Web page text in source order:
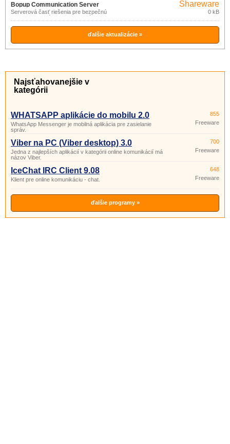
Bopup Communication Server
4.5.1
Serverová časť riešenia pre bezpečnú
online komunikáciu a transfer súborov vo
firemných sieťach.
Shareware
0 kB
ďalšie aktualizácie »
Najsťahovanejšie v
kategórii
WHATSAPP aplikácie do mobilu 2.0
WhatsApp Messenger je mobilná aplikácia pre zasielanie
správ.
855
Freeware
Viber na PC (Viber desktop) 3.0
Jedna z najlepších aplikácií v kategórii online komunikácií má
názov Viber.
700
Freeware
IceChat IRC Client 9.08
Klient pre online komunikáciu - chat.
648
Freeware
ďalšie programy »